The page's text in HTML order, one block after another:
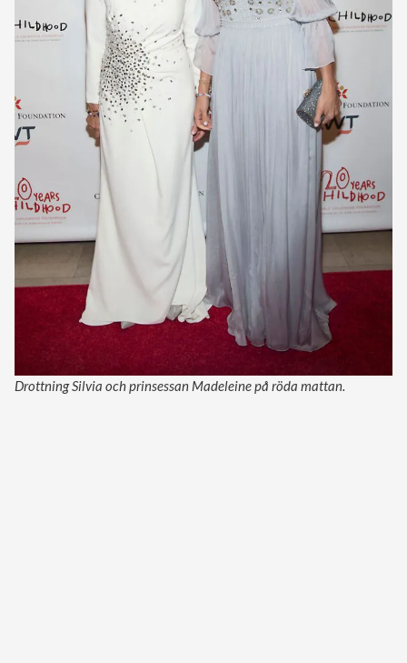
Drottning Silvia och prinsessan Madeleine på röda mattan.